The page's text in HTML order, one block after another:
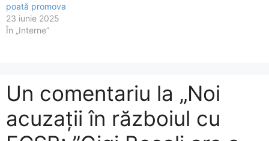
poată promova
23 iunie 2025
În „Interne”
Un comentariu la „Noi
acuzații în războiul cu